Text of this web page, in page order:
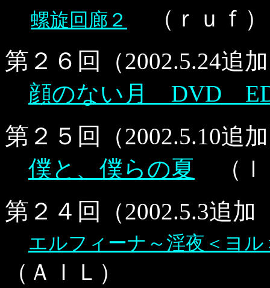
螺旋回廊２ （ｒｕｆ）
第２６回
（2002.5.24
顔のない月 DVD
第２５回
（2002.5.10
僕と、僕らの夏 （ｌ
第２４回 （2002.5.3追
エルフィーナ～淫夜＜ヨ
（ＡＩＬ）